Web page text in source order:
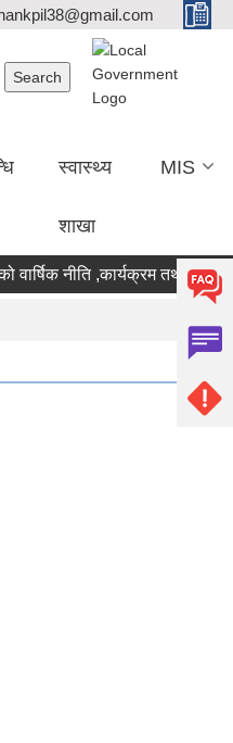
स्वास्थ्य
शाखा
MIS
नीति ,कार्यक्रम तथा बजेट